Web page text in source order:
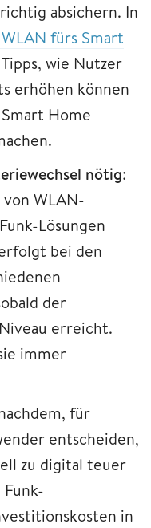
absichern. In
fürs Smart
wie Nutzer
erhöhen können
Home
nötig:
WLAN-
Lösungen
bei den
der
erreicht.
immer
für
entscheiden,
zu digital teuer
in